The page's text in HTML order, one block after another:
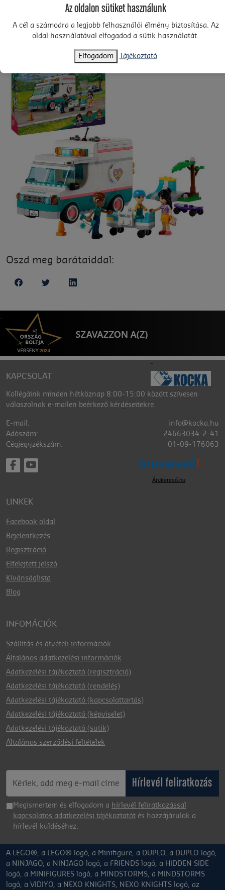
gyermeked kezébe egy könnyű és intuitív építési kalandot a
LEGO® Builder alkalmazással. Itt felnagyíthatják és 3D-ben
elforgathatják a modelleket, készleteket menthetnek el, és
követhetik a haladásukat.
Oszd meg barátaiddal:
KAPCSOLAT
Kollégáink minden hétköznap 8:00-15:00 között szívesen
válaszolnak e-mailen beérkező kérdéseitekre.
E-mail:
info@kocka.hu
Adószám:
24663034-2-41
Cégjegyzékszám:
01-09-176063
Árukereső.hu
LINKEK
Facebook oldal
Bejelentkezés
Regisztráció
Elfelejtett jelszó
Kívánságlista
Blog
INFOMÁCIÓK
Szállítás és átvételi információk
Általános adatkezelési információk
Adatkezelési tájékoztató (regisztráció)
Adatkezelési tájékoztató (rendelés)
Adatkezelési tájékoztató (kapcsolattartás)
Adatkezelési tájékoztató (képviselet)
Adatkezelési tájékoztató (sütik)
Általános szerződési feltételek
Hírlevél feliratkozás
Megismertem és elfogadom a hírlevél feliratkozással
kapcsolatos adatkezelési tájékoztatót és hozzájárulok a
hírlevél küldéséhez.
A LEGO®, a LEGO® logó, a Minifigure, a DUPLO, a DUPLO logó,
a NINJAGO, a NINJAGO logó, a FRIENDS logó, a HIDDEN SIDE
logó, a MINIFIGURES logó, a MINDSTORMS, a MINDSTORMS
logó, a VIDIYO, a NEXO KNIGHTS, NEXO KNIGHTS logó, az
Az oldalon sütiket használunk
A cél a számodra a legjobb felhasználói élmény biztosítása. Az
oldal használatával elfogadod a sütik használatát.
Elfogadom Tájékoztató